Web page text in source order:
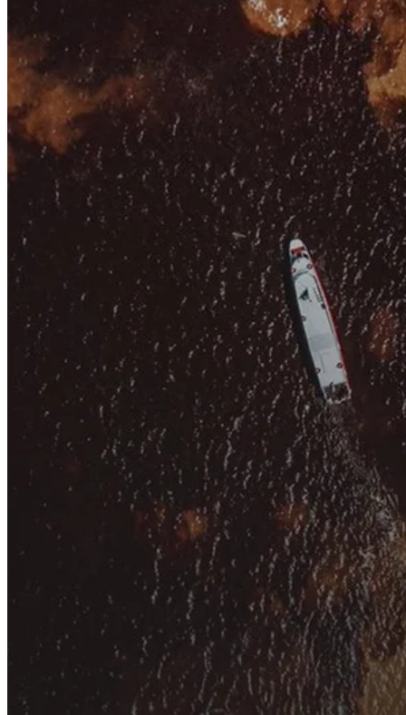
Conta Corrente
Soluções personalizadas para impulsionar sua vida financeira.
Veja mais